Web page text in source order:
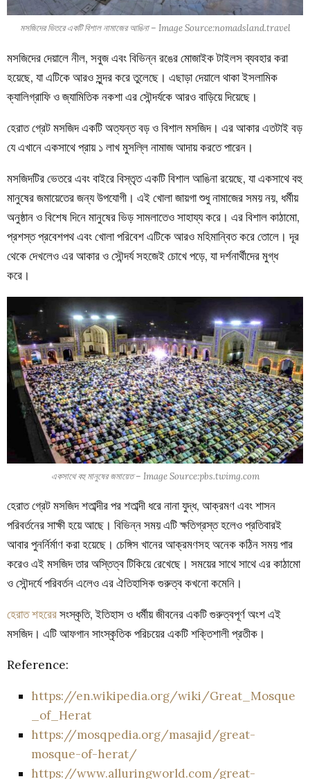
মসজিদের ভিতরে একটি বিশাল নামাজের আঙিনা – Image Source:nomadsland.travel
মসজিদের দেয়ালে নীল, সবুজ এবং বিভিন্ন রঙের মোজাইক টাইলস ব্যবহার করা
হয়েছে, যা এটিকে আরও সুন্দর করে তুলেছে। এছাড়া দেয়ালে থাকা ইসলামিক
ক্যালিগ্রাফি ও জ্যামিতিক নকশা এর সৌন্দর্যকে আরও বাড়িয়ে দিয়েছে।
হেরাত গ্রেট মসজিদ একটি অত্যন্ত বড় ও বিশাল মসজিদ। এর আকার এতটাই বড়
যে এখানে একসাথে প্রায় ১ লাখ মুসল্লি নামাজ আদায় করতে পারেন।
মসজিদটির ভেতরে এবং বাইরে বিস্তৃত একটি বিশাল আঙিনা রয়েছে, যা একসাথে বহু
মানুষের জমায়েতের জন্য উপযোগী। এই খোলা জায়গা শুধু নামাজের সময় নয়, ধর্মীয়
অনুষ্ঠান ও বিশেষ দিনে মানুষের ভিড় সামলাতেও সাহায্য করে। এর বিশাল কাঠামো,
প্রশস্ত প্রবেশপথ এবং খোলা পরিবেশ এটিকে আরও মহিমান্বিত করে তোলে। দূর
থেকে দেখলেও এর আকার ও সৌন্দর্য সহজেই চোখে পড়ে, যা দর্শনার্থীদের মুগ্ধ
করে।
একসাথে বহু মানুষের জমায়েত – Image Source:pbs.twimg.com
হেরাত গ্রেট মসজিদ শতাব্দীর পর শতাব্দী ধরে নানা যুদ্ধ, আক্রমণ এবং শাসন
পরিবর্তনের সাক্ষী হয়ে আছে। বিভিন্ন সময় এটি ক্ষতিগ্রস্ত হলেও প্রতিবারই
আবার পুনর্নির্মাণ করা হয়েছে। চেঙ্গিস খানের আক্রমণসহ অনেক কঠিন সময় পার
করেও এই মসজিদ তার অস্তিত্ব টিকিয়ে রেখেছে। সময়ের সাথে সাথে এর কাঠামো
ও সৌন্দর্যে পরিবর্তন এলেও এর ঐতিহাসিক গুরুত্ব কখনো কমেনি।
হেরাত শহরেরসংস্কৃতি, ইতিহাস ও ধর্মীয় জীবনের একটি গুরুত্বপূর্ণ অংশ এই
মসজিদ। এটি আফগান সাংস্কৃতিক পরিচয়ের একটি শক্তিশালী প্রতীক।
Reference:
https://en.wikipedia.org/wiki/Great_Mosque
_of_Herat
https://mosqpedia.org/masajid/great-
mosque-of-herat/
https://www.alluringworld.com/great-